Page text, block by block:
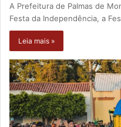
A Prefeitura de Palmas de
Festa da Independência, a
Leia mais »